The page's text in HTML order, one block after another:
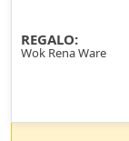
REGALO:
Wok Rena Ware